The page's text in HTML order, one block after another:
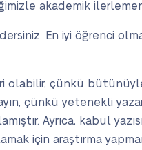
akademik
En iyi öğrenci olma
olabilir, çünkü
çünkü yetenekli
Ayrıca, kabul
için araştırma